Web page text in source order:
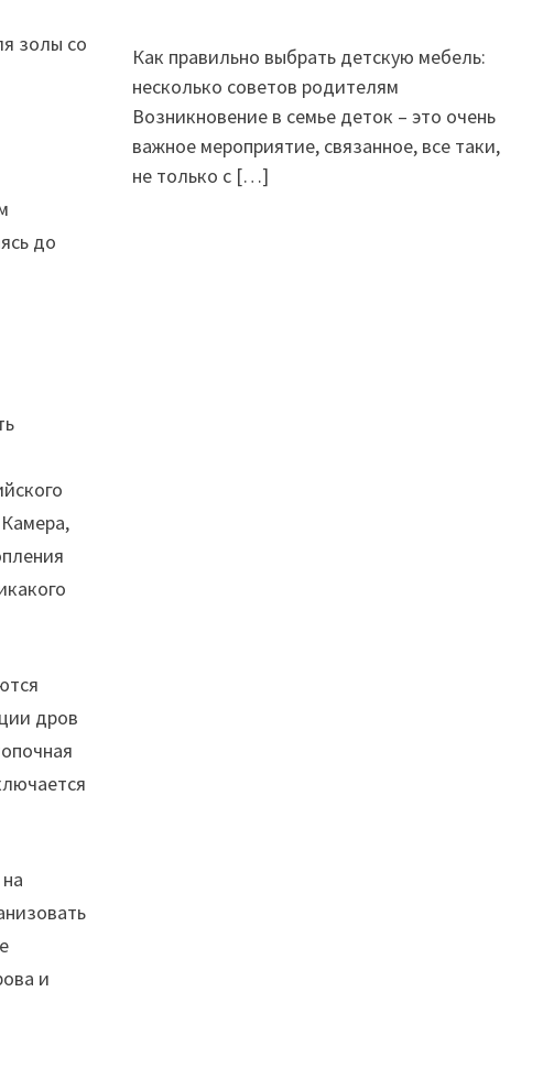
золы со
до
дров
и
Как правильно выбрать детскую мебель:
несколько советов родителям
Возникновение в семье деток – это очень
важное мероприятие, связанное, все таки,
не только с […]